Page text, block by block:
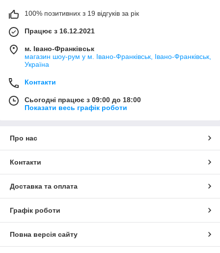
100% позитивних з 19 відгуків за рік
Працює з 16.12.2021
м. Івано-Франківськ
магазин шоу-рум у м. Івано-Франківськ, Івано-Франківськ,
Україна
Контакти
Сьогодні працює з 09:00 до 18:00
Показати весь графік роботи
Про нас
Контакти
Доставка та оплата
Графік роботи
Повна версія сайту